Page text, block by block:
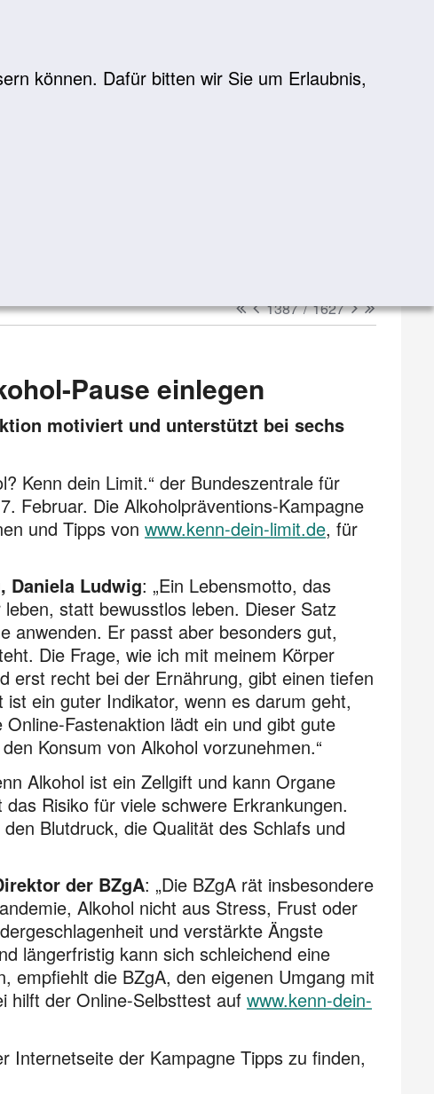
können. Dafür bitten wir Sie um Erlaubnis,
erster
vorheriger
1387/1627nächster
letzter
Pause einlegen
motiviert und unterstützt bei sechs
Kenn dein Limit.“ der Bundeszentrale für
Februar. Die Alkoholpräventions-Kampagne
und Tipps von www.kenn-dein-limit.de, für
Daniela Ludwig: „Ein Lebensmotto, das
statt bewusstlos leben. Dieser Satz
anwenden. Er passt aber besonders gut,
Die Frage, wie ich mit meinem Körper
erst recht bei der Ernährung, gibt einen tiefen
ein guter Indikator, wenn es darum geht,
Fastenaktion lädt ein und gibt gute
Konsum von Alkohol vorzunehmen.“
Alkohol ist ein Zellgift und kann Organe
Risiko für viele schwere Erkrankungen.
Blutdruck, die Qualität des Schlafs und
der BZgA: „Die BZgA rät insbesondere
Alkohol nicht aus Stress, Frust oder
und verstärkte Ängste
längerfristig kann sich schleichend eine
empfiehlt die BZgA, den eigenen Umgang mit
hilft der Online-Selbsttest auf www.kenn-dein-
Internetseite der Kampagne Tipps zu finden,